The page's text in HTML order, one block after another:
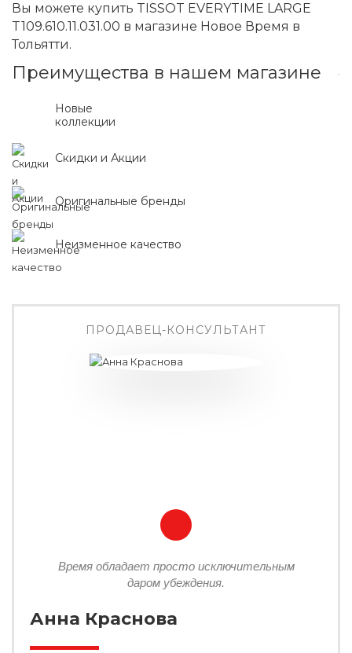
Вы можете купить TISSOT EVERYTIME LARGE
T109.610.11.031.00 в магазине Новое Время в
Тольятти.
Преимущества в нашем магазине
Новые
коллекции
Скидки и Акции
Оригинальные бренды
Неизменное качество
ПРОДАВЕЦ-КОНСУЛЬТАНТ
Время обладает просто исключительным
даром убеждения.
Анна Краснова